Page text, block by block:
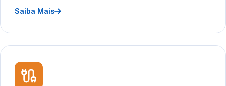
Saiba Mais